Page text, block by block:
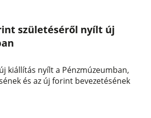
születéséről nyílt új
kiállítás nyílt a Pénzmúzeumban,
és az új forint bevezetésének